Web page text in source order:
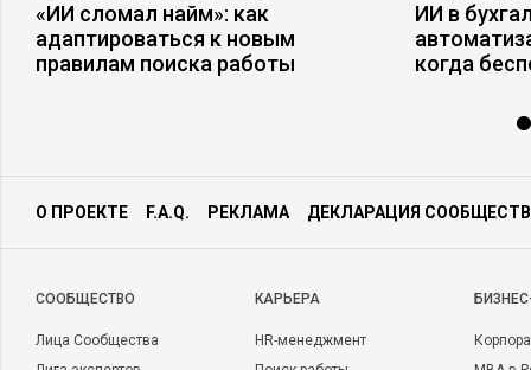
«ИИ сломал найм»: как
адаптироваться к новым
правилам поиска работы
ИИ в
когда
О ПРОЕКТЕ F.A.Q. РЕКЛАМА ДЕКЛАРАЦИЯ
CООБЩЕСТВО
Лица Сообщества
КАРЬЕРА
HR-менеджмент